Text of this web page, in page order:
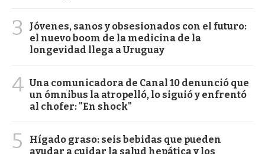
3
Jóvenes, sanos y obsesionados con el futuro:
el nuevo boom de la medicina de la
longevidad llega a Uruguay
4 Una comunicadora de Canal 10 denunció que
un ómnibus la atropelló, lo siguió y enfrentó
al chofer: "En shock"
5
Hígado graso: seis bebidas que pueden
ayudar a cuidar la salud hepática y los